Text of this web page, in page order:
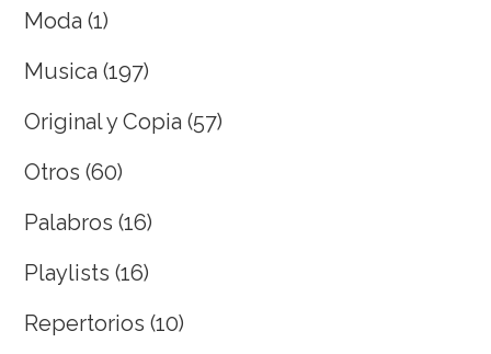
Moda (1)
Musica (197)
Original y Copia (57)
Otros (60)
Palabros (16)
Playlists (16)
Repertorios (10)